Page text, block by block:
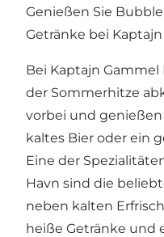
Genießen Sie
Getränke bei
Bei Kaptajn
der Sommerhitze
vorbei und genießen
kaltes Bier oder ein
Eine der
Havn sind die
neben kalten
heiße Getränke und